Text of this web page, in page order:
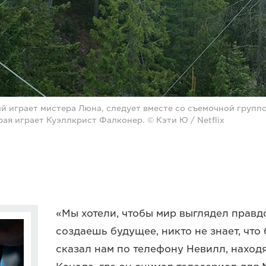
играет мистера Люна, следует вместе со съемочной
играет Куэллкрист Фалконер. © Кэти Ю / Netflix
«Мы хотели, чтобы мир выглядел
создаешь будущее, никто не знает,
сказал нам по телефону Невилл,